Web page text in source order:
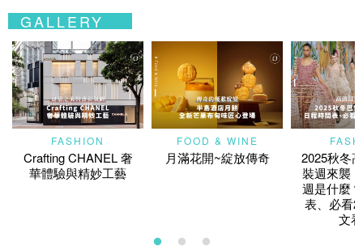
GALLERY
FASHION
Crafting CHANEL 奢
華體驗與精妙工藝
FOOD & WINE
月滿花開~綻放傳奇
2025秋冬
裝週來襲
週是什麼
表、必看
文